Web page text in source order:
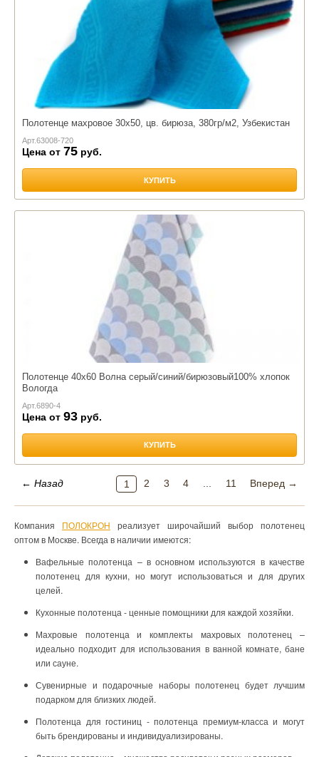
Полотенце махровое 30х50, цв. бирюза, 380гр/м2, Узбекистан
Арт.63008-720
Цена от 75 руб.
КУПИТЬ
Полотенце 40х60 Волна серый/синий/бирюзовый100% хлопок
Вологда
Арт.6890-4
Цена от 93 руб.
КУПИТЬ
← Назад 1 2 3 4 11 Вперед →
Компания ПОЛОКРОН реализует широчайший выбор полотенец
оптом в Москве. Всегда в наличии имеются:
Вафельные полотенца – в основном используются в качестве
полотенец для кухни, но могут использоваться и для других
целей.
Кухонные полотенца - ценные помощники для каждой хозяйки.
Махровые полотенца и комплекты махровых полотенец –
идеально подходит для использования в ванной комнате, бане
или сауне.
Сувенирные и подарочные наборы полотенец будет лучшим
подарком для близких людей.
Полотенца для гостиниц - полотенца премиум-класса и могут
быть брендированы и индивидуализированы.